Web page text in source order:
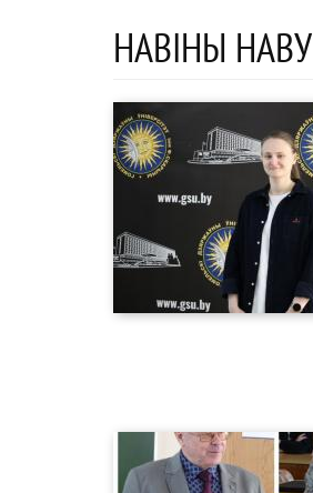
НАВІНЫ